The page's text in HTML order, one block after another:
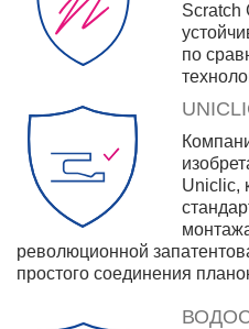
Scratch
по
Uniclic,
революционной
простого соединения